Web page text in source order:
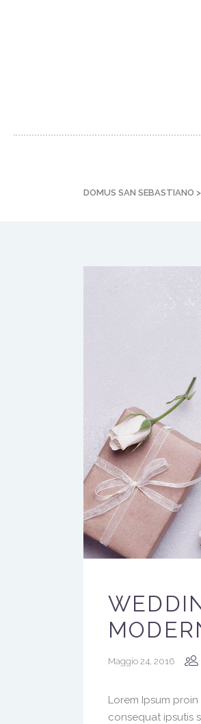
DOMUS SAN SEBASTIANO >
Maggio 24, 2016
Lorem Ipsum
consequat ipsutis